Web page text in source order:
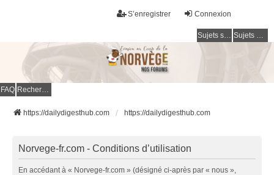
Connexion
S’enregistrer
Sujets sans réponse Sujets actifs
FAQ Rechercher
https://dailydigesthub.com https://dailydigesthub.com
Norvege-fr.com - Conditions d’utilisation
En accédant à « Norvege-fr.com » (désigné ci-après par « nous »,